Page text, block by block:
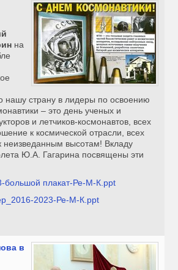
на
нашу страну в лидеры по освоению
– это день ученых и
и летчиков-космонавтов, всех
к космической отрасли, всех
неизведанным высотам! Вкладу
Ю.А. Гагарина посвящены эти
плакат-Ре-М-К.ppt
2023-Ре-М-К.ppt
в